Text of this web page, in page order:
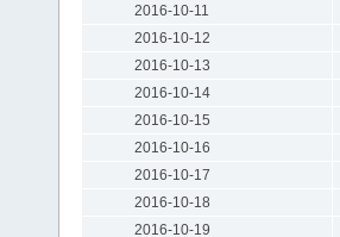
2016-10-11
2016-10-12
2016-10-13
2016-10-14
2016-10-15
2016-10-16
2016-10-17
2016-10-18
2016-10-19